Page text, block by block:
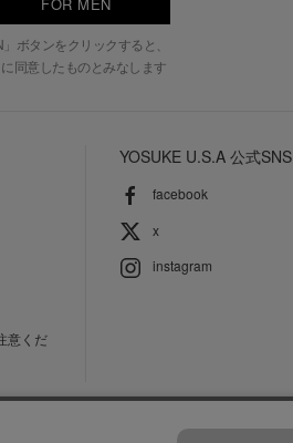
ボタンをクリックすると、
に同意したものとみなします
意くだ
YOSUKE U.S.A 公式SNS
facebook
x
instagram